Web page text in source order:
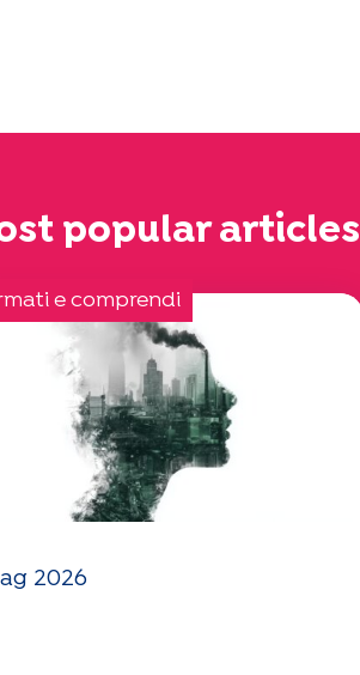
popular articles
e comprendi
2026